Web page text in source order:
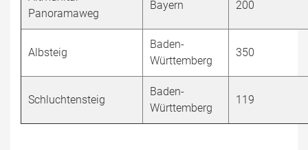
Panoramaweg
Bayern 200
Albsteig
Baden-
Württemberg
350
Schluchtensteig
Baden-
Württemberg
119